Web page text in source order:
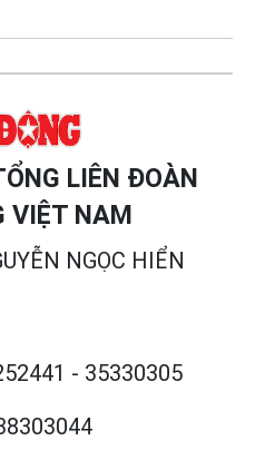
LIÊN ĐOÀN
VIỆT NAM
NGỌC HIỂN
- 35330305